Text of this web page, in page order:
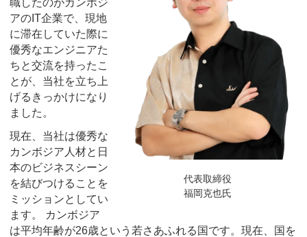
代表取締役
福岡克也氏
職したのがカンボジ
アのIT企業で、現地
に滞在していた際に
優秀なエンジニアた
ちと交流を持ったこ
とが、当社を立ち上
げるきっかけになり
ました。
現在、当社は優秀な
カンボジア人材と日
本のビジネスシーン
を結びつけることを
ミッションとしてい
ます。 カンボジア
は平均年齢が26歳という若さあふれる国です。現在、国を